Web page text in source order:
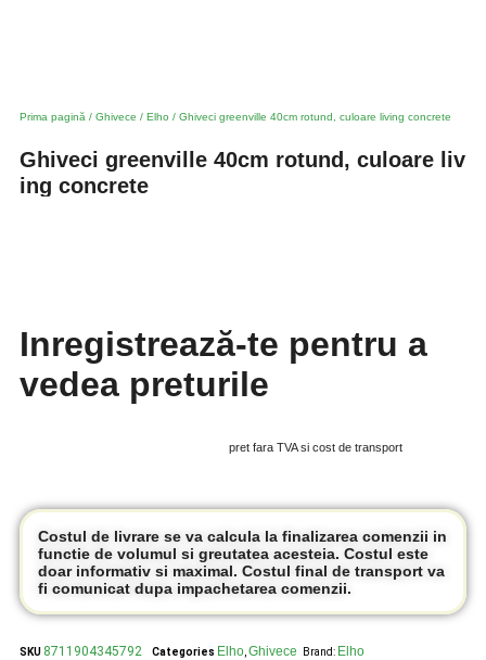
Prima pagină / Ghivece / Elho / Ghiveci greenville 40cm rotund, culoare living concrete
Ghiveci greenville 40cm rotund, culoare liv
ing concrete
Inregistrează-te pentru a
vedea preturile
pret fara TVA si cost de transport
Costul de livrare se va calcula la finalizarea comenzii in
functie de volumul si greutatea acesteia. Costul este
doar informativ si maximal. Costul final de transport va
fi comunicat dupa impachetarea comenzii.
SKU 8711904345792 Categories Elho Ghivece Brand: Elho